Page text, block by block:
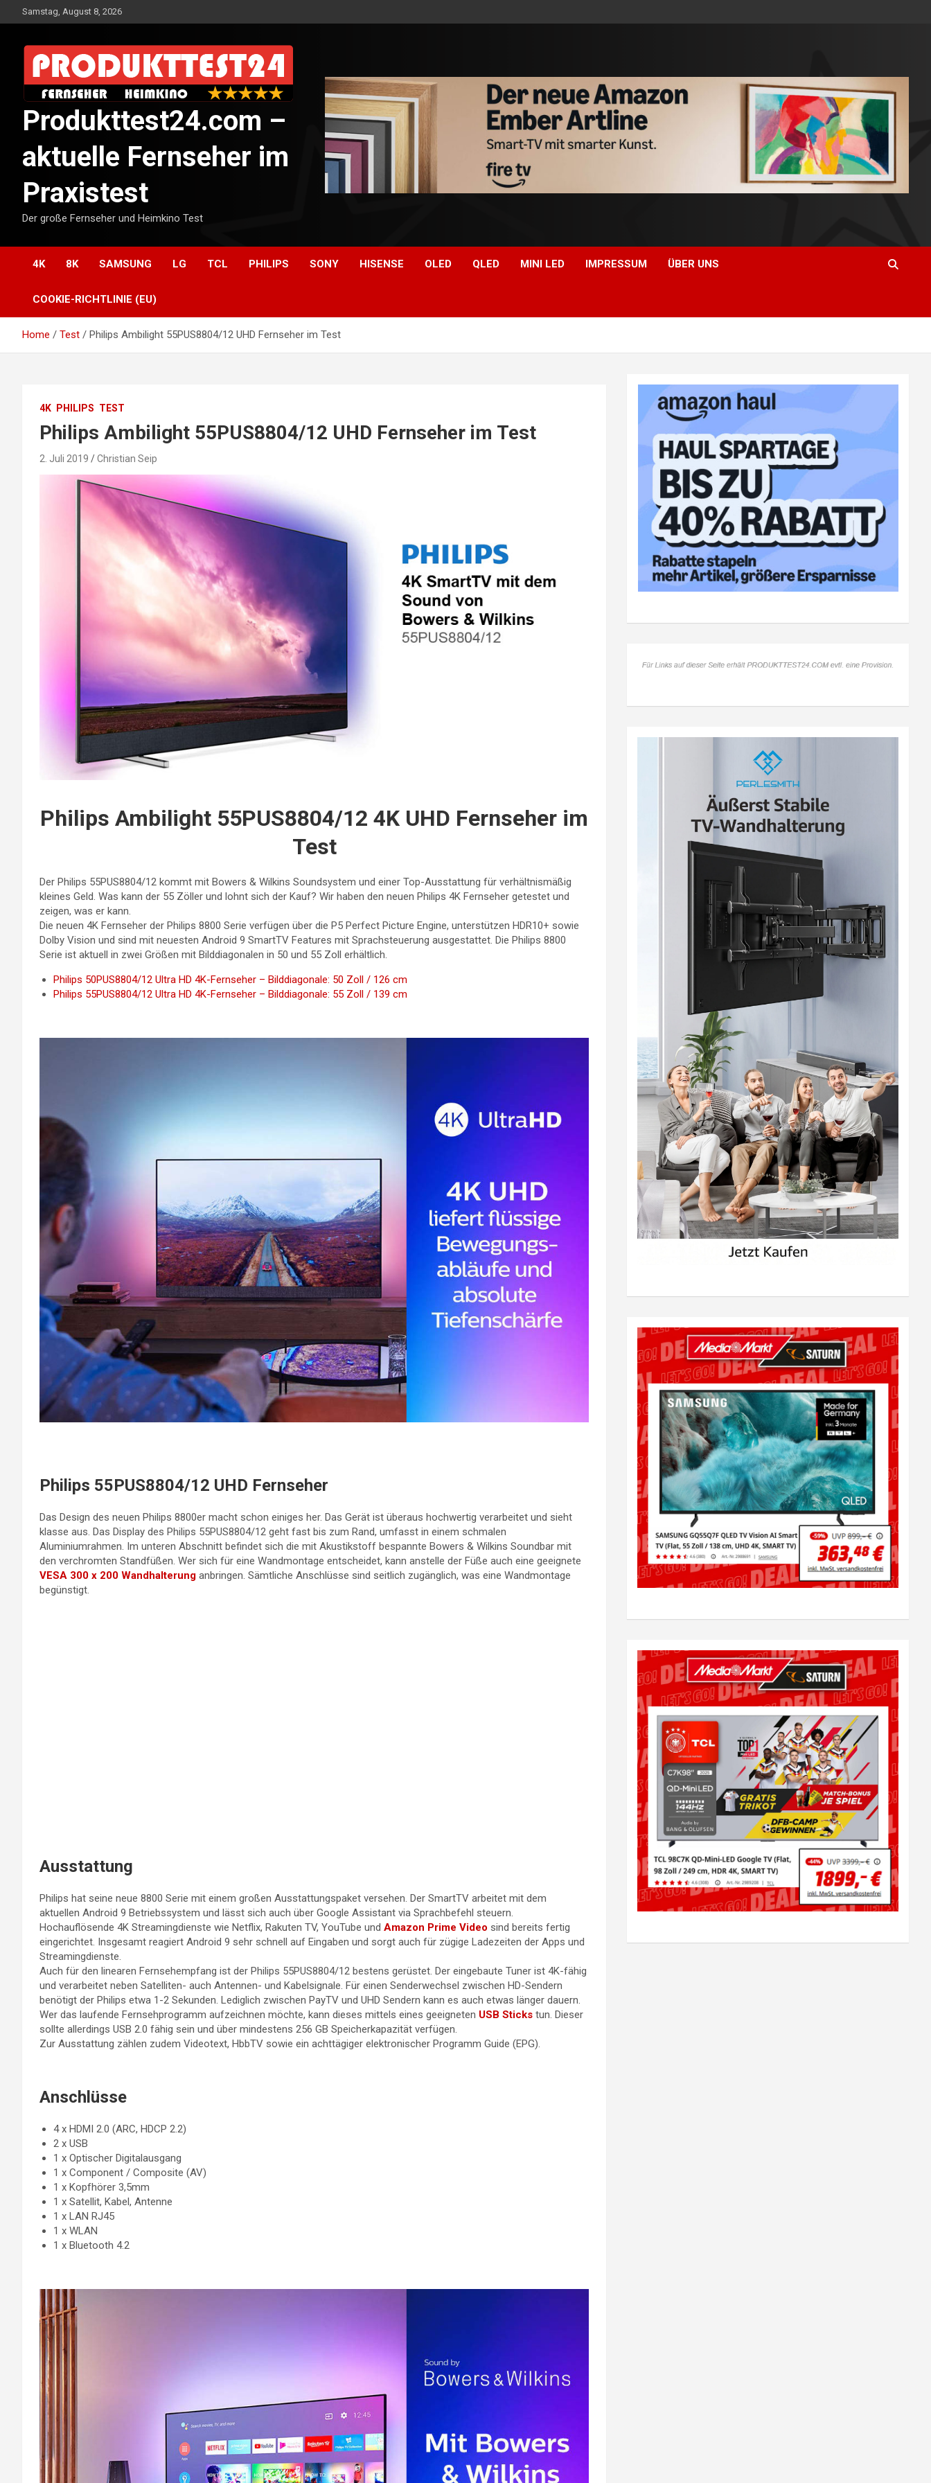
to
Samstag, August 8, 2026
Produkttest24.com –
aktuelle Fernseher im
Praxistest
Der große Fernseher und Heimkino Test
4K 8K SAMSUNG LG TCL PHILIPS SONY HISENSE OLED QLED MINI LED IMPRESSUM ÜBER UNS
COOKIE-RICHTLINIE (EU)
Home Test Philips Ambilight 55PUS8804/12 UHD Fernseher im Test
4K PHILIPS TEST
Philips Ambilight 55PUS8804/12 UHD Fernseher im Test
2. Juli 2019 Christian Seip
Philips Ambilight 55PUS8804/12 4K UHD Fernseher im
Test
Der Philips 55PUS8804/12 kommt mit Bowers & Wilkins Soundsystem und einer Top-Ausstattung für verhältnismäßig
kleines Geld. Was kann der 55 Zöller und lohnt sich der Kauf? Wir haben den neuen Philips 4K Fernseher getestet und
zeigen, was er kann.
Die neuen 4K Fernseher der Philips 8800 Serie verfügen über die P5 Perfect Picture Engine, unterstützen HDR10+ sowie
Dolby Vision und sind mit neuesten Android 9 SmartTV Features mit Sprachsteuerung ausgestattet. Die Philips 8800
Serie ist aktuell in zwei Größen mit Bilddiagonalen in 50 und 55 Zoll erhältlich.
Philips 50PUS8804/12 Ultra HD 4K-Fernseher – Bilddiagonale: 50 Zoll / 126 cm
Philips 55PUS8804/12 Ultra HD 4K-Fernseher – Bilddiagonale: 55 Zoll / 139 cm
Philips 55PUS8804/12 UHD Fernseher
Das Design des neuen Philips 8800er macht schon einiges her. Das Gerät ist überaus hochwertig verarbeitet und sieht
klasse aus. Das Display des Philips 55PUS8804/12 geht fast bis zum Rand, umfasst in einem schmalen
Aluminiumrahmen. Im unteren Abschnitt befindet sich die mit Akustikstoff bespannte Bowers & Wilkins Soundbar mit
den verchromten Standfüßen. Wer sich für eine Wandmontage entscheidet, kann anstelle der Füße auch eine geeignete
VESA 300 x 200 Wandhalterung anbringen. Sämtliche Anschlüsse sind seitlich zugänglich, was eine Wandmontage
begünstigt.
Ausstattung
Philips hat seine neue 8800 Serie mit einem großen Ausstattungspaket versehen. Der SmartTV arbeitet mit dem
aktuellen Android 9 Betriebssystem und lässt sich auch über Google Assistant via Sprachbefehl steuern.
Hochauflösende 4K Streamingdienste wie Netflix, Rakuten TV, YouTube und Amazon Prime Video sind bereits fertig
eingerichtet. Insgesamt reagiert Android 9 sehr schnell auf Eingaben und sorgt auch für zügige Ladezeiten der Apps und
Streamingdienste.
Auch für den linearen Fernsehempfang ist der Philips 55PUS8804/12 bestens gerüstet. Der eingebaute Tuner ist 4K-fähig
und verarbeitet neben Satelliten- auch Antennen- und Kabelsignale. Für einen Senderwechsel zwischen HD-Sendern
benötigt der Philips etwa 1-2 Sekunden. Lediglich zwischen PayTV und UHD Sendern kann es auch etwas länger dauern.
Wer das laufende Fernsehprogramm aufzeichnen möchte, kann dieses mittels eines geeigneten USB Sticks tun. Dieser
sollte allerdings USB 2.0 fähig sein und über mindestens 256 GB Speicherkapazität verfügen.
Zur Ausstattung zählen zudem Videotext, HbbTV sowie ein achttägiger elektronischer Programm Guide (EPG).
Anschlüsse
4 x HDMI 2.0 (ARC, HDCP 2.2)
2 x USB
1 x Optischer Digitalausgang
1 x Component / Composite (AV)
1 x Kopfhörer 3,5mm
1 x Satellit, Kabel, Antenne
1 x LAN RJ45
1 x WLAN
1 x Bluetooth 4.2